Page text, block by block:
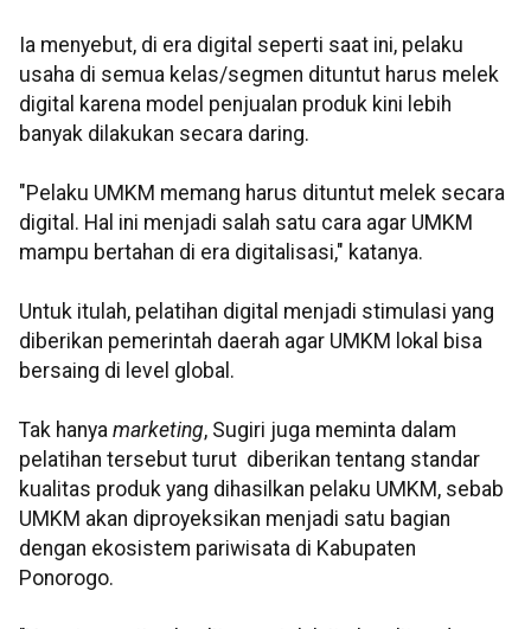
Ia menyebut, di era digital seperti saat ini, pelaku
usaha di semua kelas/segmen dituntut harus melek
digital karena model penjualan produk kini lebih
banyak dilakukan secara daring.
"Pelaku UMKM memang harus dituntut melek secara
digital. Hal ini menjadi salah satu cara agar UMKM
mampu bertahan di era digitalisasi," katanya.
Untuk itulah, pelatihan digital menjadi stimulasi yang
diberikan pemerintah daerah agar UMKM lokal bisa
bersaing di level global.
Tak hanya marketing, Sugiri juga meminta dalam
pelatihan tersebut turut diberikan tentang standar
kualitas produk yang dihasilkan pelaku UMKM, sebab
UMKM akan diproyeksikan menjadi satu bagian
dengan ekosistem pariwisata di Kabupaten
Ponorogo.